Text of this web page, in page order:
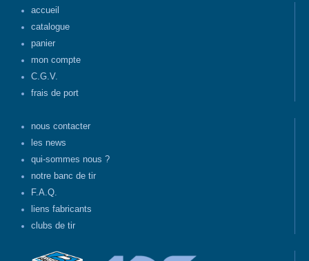
accueil
catalogue
panier
mon compte
C.G.V.
frais de port
nous contacter
les news
qui-sommes nous ?
notre banc de tir
F.A.Q.
liens fabricants
clubs de tir